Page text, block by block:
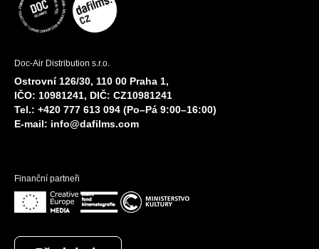
Doc-Air Distribution s.r.o.
Ostrovní 126/30, 110 00 Praha 1,
IČO: 10981241, DIČ: CZ10981241
Tel.: +420 777 613 094 (Po–Pá 9:00–16:00)
E-mail: info@dafilms.com
Finanční partneři